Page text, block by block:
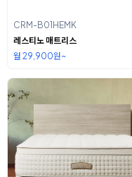
CRM-B01HEMK
레스티노 매트리스
월 29,900원~